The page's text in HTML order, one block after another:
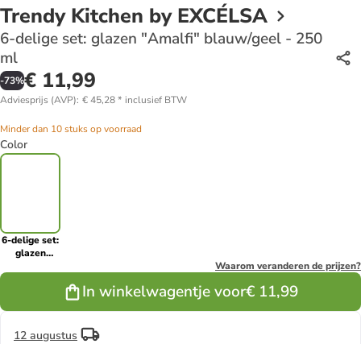
Trendy Kitchen by EXCÉLSA
6-delige set: glazen "Amalfi" blauw/geel - 250
ml
-73%€ 11,99
Adviesprijs (AVP): € 45,28* inclusief BTW
Minder dan 10 stuks op voorraad
Color
6-delige set:
glazen
blauw/geel -
Waarom veranderen de prijzen?
In winkelwagentje voor€ 11,99
12 augustus